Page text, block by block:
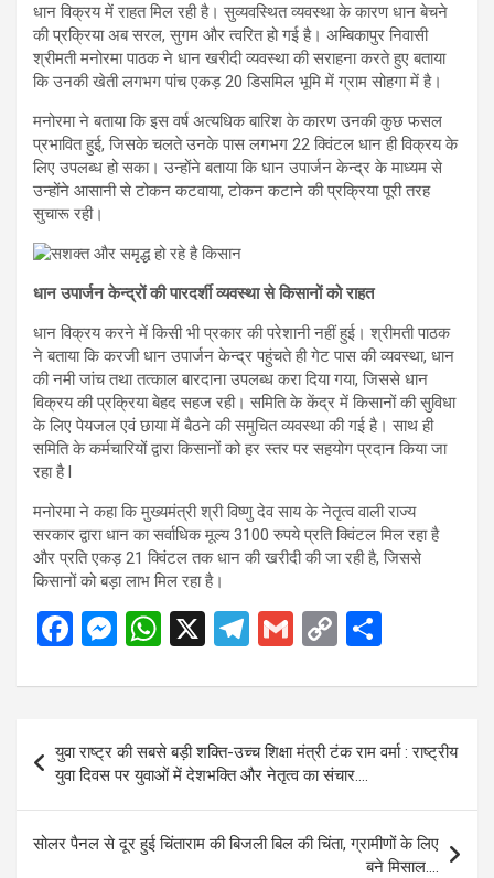
धान विक्रय में राहत मिल रही है। सुव्यवस्थित व्यवस्था के कारण धान बेचने
की प्रक्रिया अब सरल, सुगम और त्वरित हो गई है। अम्बिकापुर निवासी
श्रीमती मनोरमा पाठक ने धान खरीदी व्यवस्था की सराहना करते हुए बताया
कि उनकी खेती लगभग पांच एकड़ 20 डिसमिल भूमि में ग्राम सोहगा में है।
मनोरमा ने बताया कि इस वर्ष अत्यधिक बारिश के कारण उनकी कुछ फसल
प्रभावित हुई, जिसके चलते उनके पास लगभग 22 क्विंटल धान ही विक्रय के
लिए उपलब्ध हो सका। उन्होंने बताया कि धान उपार्जन केन्द्र के माध्यम से
उन्होंने आसानी से टोकन कटवाया, टोकन कटाने की प्रक्रिया पूरी तरह
सुचारू रही।
धान उपार्जन केन्द्रों की पारदर्शी व्यवस्था से किसानों को राहत
धान विक्रय करने में किसी भी प्रकार की परेशानी नहीं हुई। श्रीमती पाठक
ने बताया कि करजी धान उपार्जन केन्द्र पहुंचते ही गेट पास की व्यवस्था, धान
की नमी जांच तथा तत्काल बारदाना उपलब्ध करा दिया गया, जिससे धान
विक्रय की प्रक्रिया बेहद सहज रही। समिति के केंद्र में किसानों की सुविधा
के लिए पेयजल एवं छाया में बैठने की समुचित व्यवस्था की गई है। साथ ही
समिति के कर्मचारियों द्वारा किसानों को हर स्तर पर सहयोग प्रदान किया जा
रहा है l
मनोरमा ने कहा कि मुख्यमंत्री श्री विष्णु देव साय के नेतृत्व वाली राज्य
सरकार द्वारा धान का सर्वाधिक मूल्य 3100 रुपये प्रति क्विंटल मिल रहा है
और प्रति एकड़ 21 क्विंटल तक धान की खरीदी की जा रही है, जिससे
किसानों को बड़ा लाभ मिल रहा है।
F
ce
o
o
k
M
se
n
g
er
W
at
s
A
p
p
X
T
e
gr
a
m
G
ail
C
py
Li
n
k
ar
e
navigation
युवा राष्ट्र की सबसे बड़ी शक्ति-उच्च शिक्षा मंत्री टंक राम वर्मा : राष्ट्रीय
युवा दिवस पर युवाओं में देशभक्ति और नेतृत्व का संचार….
सोलर पैनल से दूर हुई चिंताराम की बिजली बिल की चिंता, ग्रामीणों के लिए
बने मिसाल….